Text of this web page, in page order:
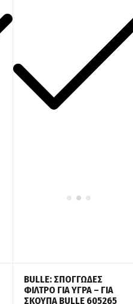
BULLE: ΣΠΟΓΓΩΔΕΣ
ΦΙΛΤΡΟ ΓΙΑ ΥΓΡΑ – ΓΙΑ
ΣΚΟΥΠΑ BULLE 605265